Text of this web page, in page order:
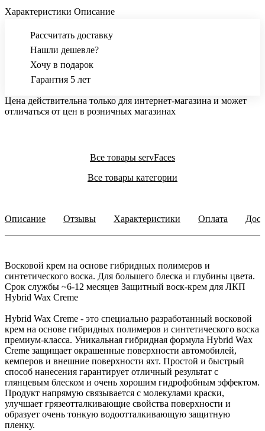
Характеристики Описание
Рассчитать доставку
Нашли дешевле?
Хочу в подарок
Гарантия 5 лет
Цена действительна только для интернет-магазина и может
отличаться от цен в розничных магазинах
Все товары servFaces
Все товары категории
Описание Отзывы Характеристики Оплата
Восковой крем на основе гибридных полимеров и
синтетического воска. Для большего блеска и глубины цвета.
Срок службы ~6-12 месяцев Защитный воск-крем для ЛКП
Hybrid Wax Creme
Hybrid Wax Creme - это специально разработанный восковой
крем на основе гибридных полимеров и синтетического воска
премиум-класса. Уникальная гибридная формула Hybrid Wax
Creme защищает окрашенные поверхности автомобилей,
кемперов и внешние поверхности яхт. Простой и быстрый
способ нанесения гарантирует отличный результат с
глянцевым блеском и очень хорошим гидрофобным эффектом.
Продукт напрямую связывается с молекулами краски,
улучшает грязеотталкивающие свойства поверхности и
образует очень тонкую водоотталкивающую защитную
пленку.